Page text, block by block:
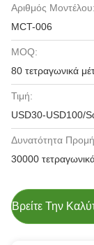
Αριθμός Μοντέλου:
MCT-006
MOQ:
80 τετραγωνικά
Τιμή:
USD30-USD100/
Δυνατότητα
30000